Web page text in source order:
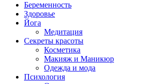
Беременность
Здоровье
Йога
Медитация
Секреты красоты
Косметика
Макияж и Маникюр
Одежда и мода
Психология